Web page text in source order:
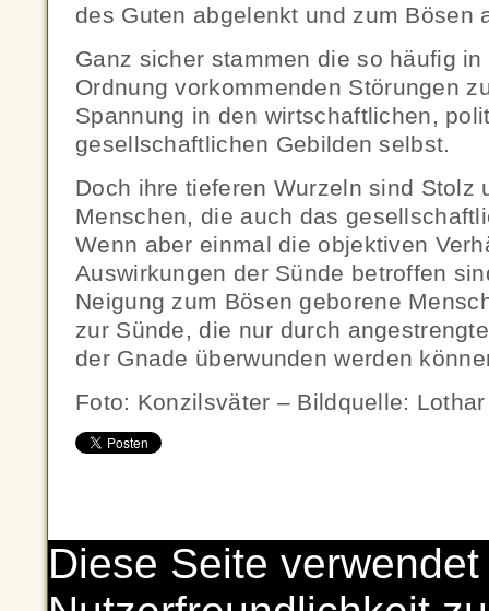
des Guten abgelenkt und zum Bösen
Ganz sicher stammen die so häufig
Ordnung vorkommenden Störungen
Spannung in den wirtschaftlichen,
gesellschaftlichen Gebilden selbst.
Doch ihre tieferen Wurzeln sind Stolz
Menschen, die auch das
Wenn aber einmal die objektiven
Auswirkungen der Sünde betroffen
Neigung zum Bösen geborene
zur Sünde, die nur durch
der Gnade überwunden werden
Foto: Konzilsväter – Bildquelle:
Diese Seite